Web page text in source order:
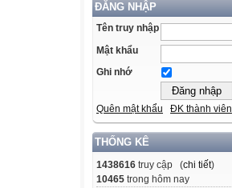
ĐĂNG NHẬP
Tên truy nhập
Mật khẩu
Ghi nhớ
Quên mật khẩu ĐK thành viên
THỐNG KÊ
1438616 truy cập (chi tiết)
10465 trong hôm nay